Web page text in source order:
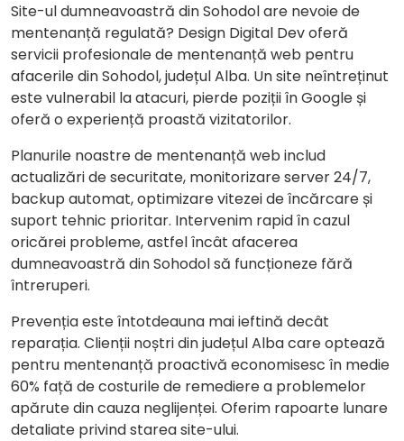
Site-ul dumneavoastră din Sohodol are nevoie de
mentenanță regulată? Design Digital Dev oferă
servicii profesionale de mentenanță web pentru
afacerile din Sohodol, județul Alba. Un site neîntreținut
este vulnerabil la atacuri, pierde poziții în Google și
oferă o experiență proastă vizitatorilor.
Planurile noastre de mentenanță web includ
actualizări de securitate, monitorizare server 24/7,
backup automat, optimizare vitezei de încărcare și
suport tehnic prioritar. Intervenim rapid în cazul
oricărei probleme, astfel încât afacerea
dumneavoastră din Sohodol să funcționeze fără
întreruperi.
Prevenția este întotdeauna mai ieftină decât
reparația. Clienții noștri din județul Alba care optează
pentru mentenanță proactivă economisesc în medie
60% față de costurile de remediere a problemelor
apărute din cauza neglijenței. Oferim rapoarte lunare
detaliate privind starea site-ului.